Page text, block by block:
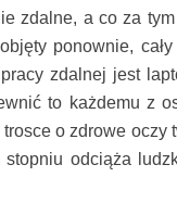
zdalne, a co za
ponownie,
zdalnej jest
to każdemu z
o zdrowe oczy
odciąża